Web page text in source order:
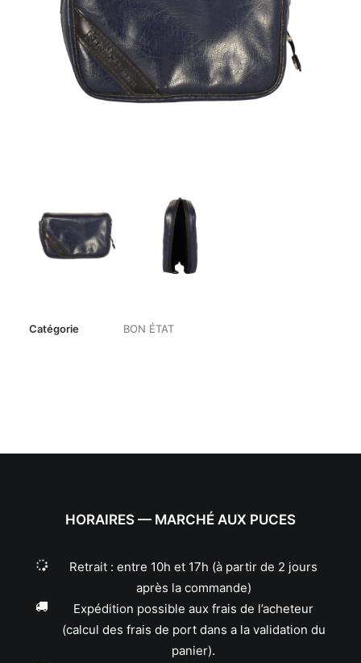
Catégorie BON ÉTAT
HORAIRES — MARCHÉ AUX PUCES
Retrait : entre 10h et 17h (à partir de 2 jours
après la commande)
Expédition possible aux frais de l’acheteur
(calcul des frais de port dans a la validation du
panier).